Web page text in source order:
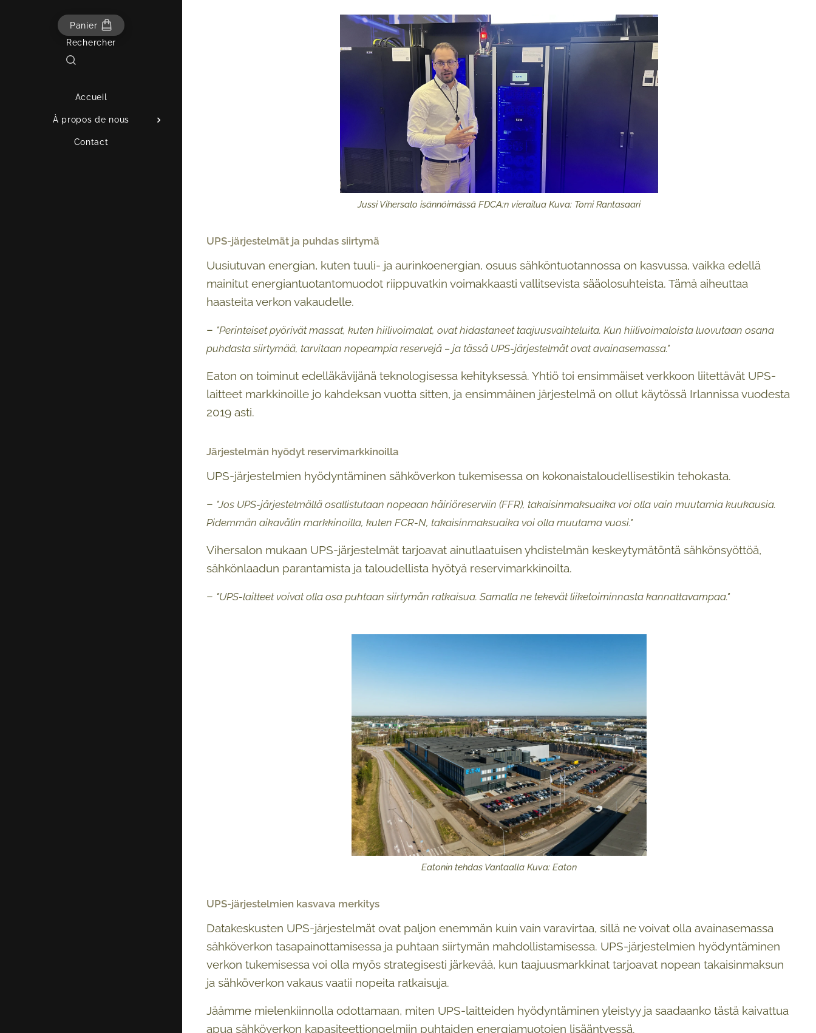
Panier
Rechercher
Accueil
À propos de nous
Contact
Jussi Vihersalo isännöimässä FDCA:n vierailua Kuva: Tomi Rantasaari
UPS-järjestelmät ja puhdas siirtymä
Uusiutuvan energian, kuten tuuli- ja aurinkoenergian, osuus sähköntuotannossa on kasvussa, vaikka edellä
mainitut energiantuotantomuodot riippuvatkin voimakkaasti vallitsevista sääolosuhteista. Tämä aiheuttaa
haasteita verkon vakaudelle.
– "Perinteiset pyörivät massat, kuten hiilivoimalat, ovat hidastaneet taajuusvaihteluita. Kun hiilivoimaloista luovutaan osana
puhdasta siirtymää, tarvitaan nopeampia reservejä – ja tässä UPS-järjestelmät ovat avainasemassa."
Eaton on toiminut edelläkävijänä teknologisessa kehityksessä. Yhtiö toi ensimmäiset verkkoon liitettävät UPS-
laitteet markkinoille jo kahdeksan vuotta sitten, ja ensimmäinen järjestelmä on ollut käytössä Irlannissa vuodesta
2019 asti.
Järjestelmän hyödyt reservimarkkinoilla
UPS-järjestelmien hyödyntäminen sähköverkon tukemisessa on kokonaistaloudellisestikin tehokasta.
– "Jos UPS-järjestelmällä osallistutaan nopeaan häiriöreserviin (FFR), takaisinmaksuaika voi olla vain muutamia kuukausia.
Pidemmän aikavälin markkinoilla, kuten FCR-N, takaisinmaksuaika voi olla muutama vuosi."
Vihersalon mukaan UPS-järjestelmät tarjoavat ainutlaatuisen yhdistelmän keskeytymätöntä sähkönsyöttöä,
sähkönlaadun parantamista ja taloudellista hyötyä reservimarkkinoilta.
– "UPS-laitteet voivat olla osa puhtaan siirtymän ratkaisua. Samalla ne tekevät liiketoiminnasta kannattavampaa."
Eatonin tehdas Vantaalla Kuva: Eaton
UPS-järjestelmien kasvava merkitys
Datakeskusten UPS-järjestelmät ovat paljon enemmän kuin vain varavirtaa, sillä ne voivat olla avainasemassa
sähköverkon tasapainottamisessa ja puhtaan siirtymän mahdollistamisessa. UPS-järjestelmien hyödyntäminen
verkon tukemisessa voi olla myös strategisesti järkevää, kun taajuusmarkkinat tarjoavat nopean takaisinmaksun
ja sähköverkon vakaus vaatii nopeita ratkaisuja.
Jäämme mielenkiinnolla odottamaan, miten UPS-laitteiden hyödyntäminen yleistyy ja saadaanko tästä kaivattua
apua sähköverkon kapasiteettiongelmiin puhtaiden energiamuotojen lisääntyessä.